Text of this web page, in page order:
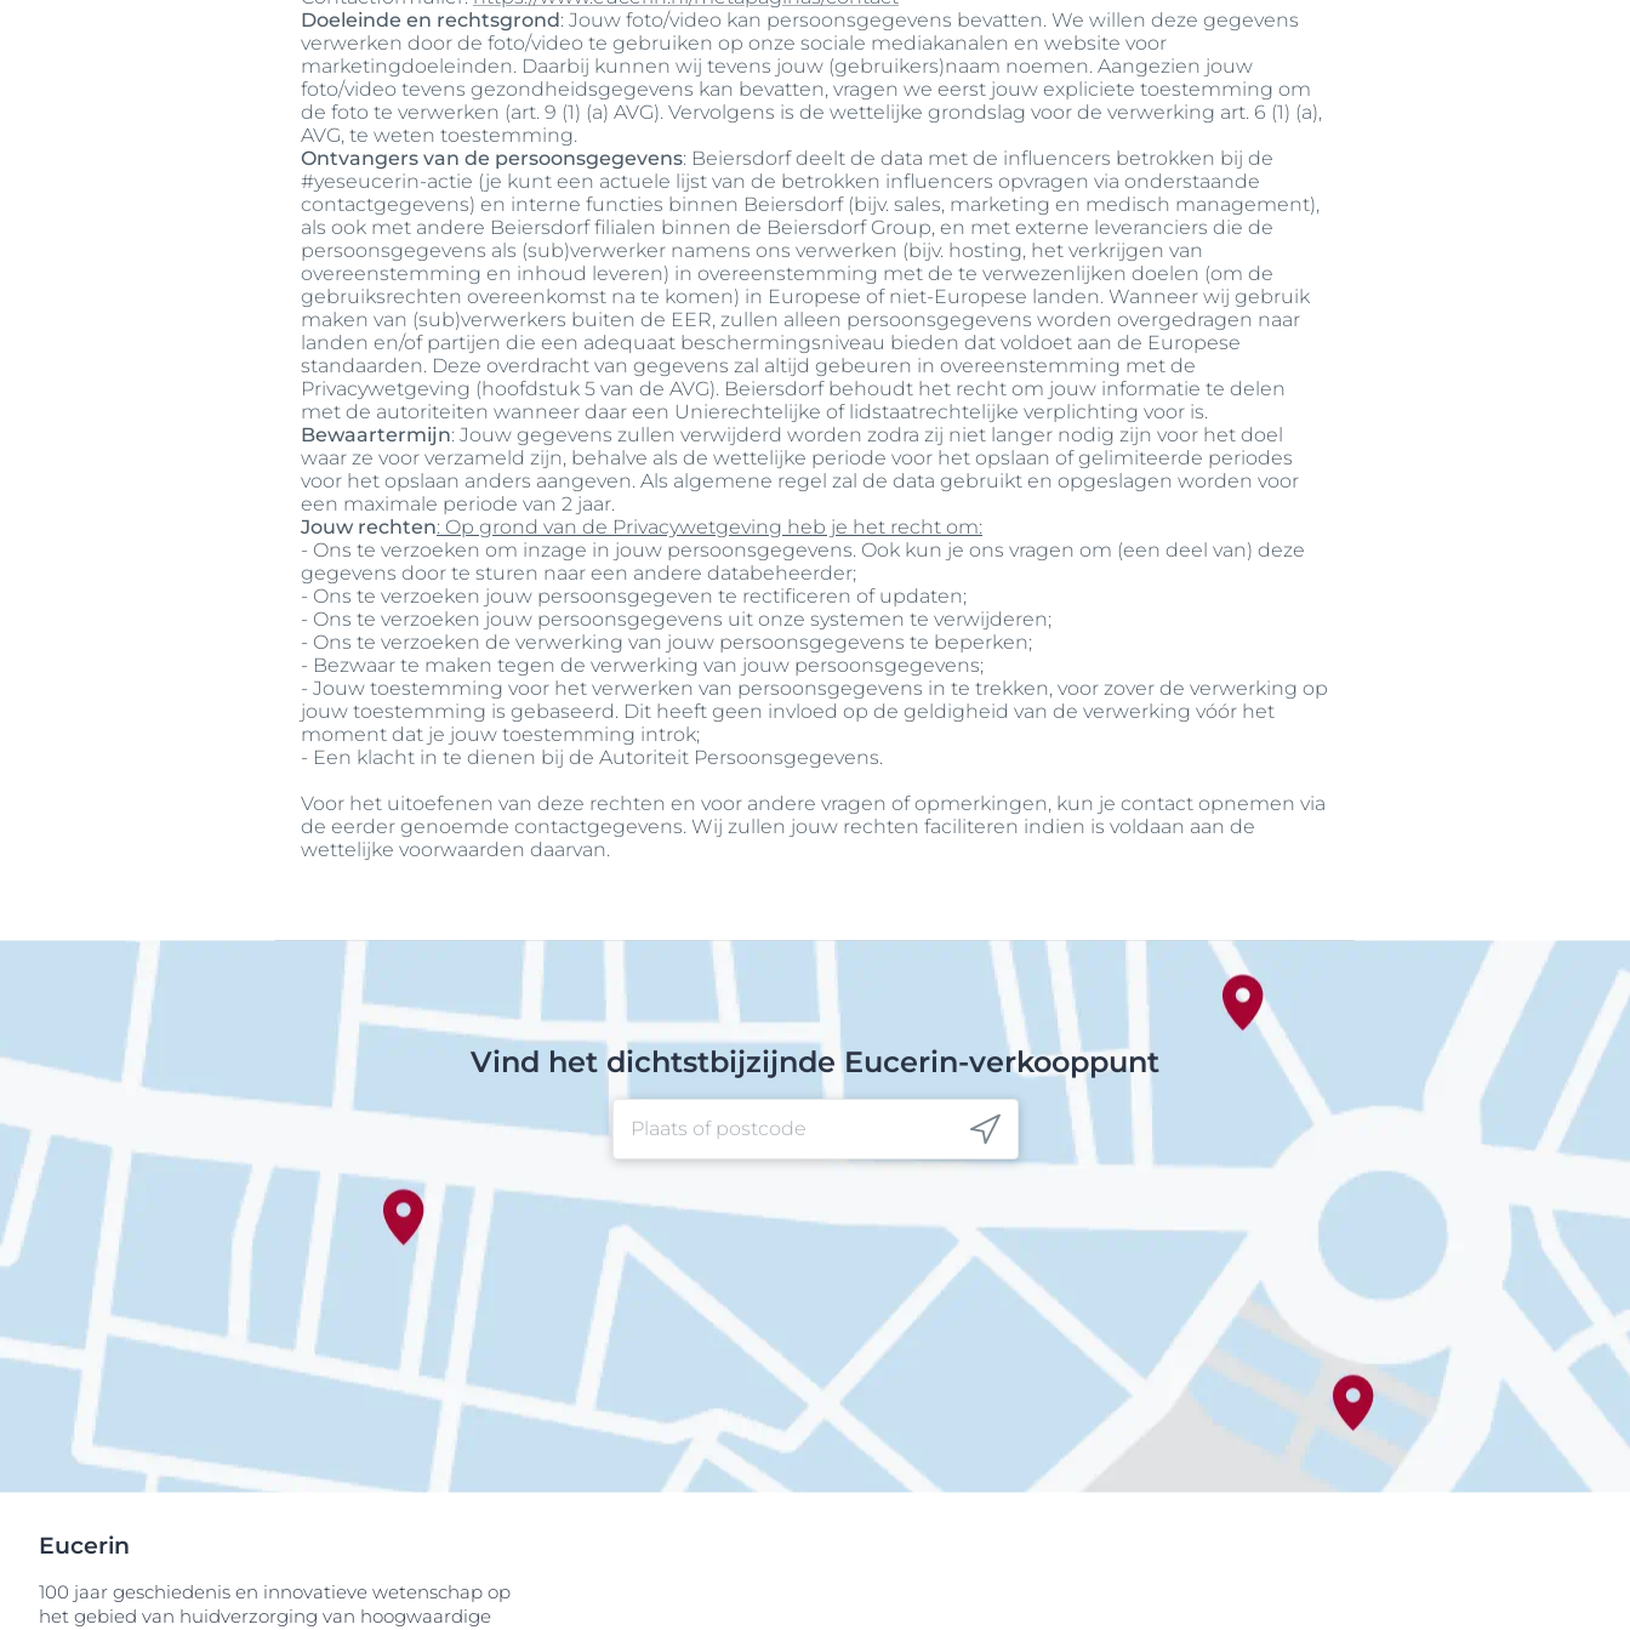
Hyperpigmentatie
Lippen
Onzuivere huid
Zonbescherming
Producten
Hypersensitive Skin
pH5
UreaRepair PLUS
Zonbescherming
Ontdek Anti-Pigment
Lees meer
Doeleinde en rechtsgrond: Jouw foto/video kan persoonsgegevens bevatten. We willen deze gegevens
verwerken door de foto/video te gebruiken op onze sociale mediakanalen en website voor
marketingdoeleinden. Daarbij kunnen wij tevens jouw (gebruikers)naam noemen. Aangezien jouw
foto/video tevens gezondheidsgegevens kan bevatten, vragen we eerst jouw expliciete toestemming om
de foto te verwerken (art. 9 (1) (a) AVG). Vervolgens is de wettelijke grondslag voor de verwerking art. 6 (1) (a),
AVG, te weten toestemming.
Ontvangers van de persoonsgegevens: Beiersdorf deelt de data met de influencers betrokken bij de
#yeseucerin-actie (je kunt een actuele lijst van de betrokken influencers opvragen via onderstaande
contactgegevens) en interne functies binnen Beiersdorf (bijv. sales, marketing en medisch management),
als ook met andere Beiersdorf filialen binnen de Beiersdorf Group, en met externe leveranciers die de
persoonsgegevens als (sub)verwerker namens ons verwerken (bijv. hosting, het verkrijgen van
overeenstemming en inhoud leveren) in overeenstemming met de te verwezenlijken doelen (om de
gebruiksrechten overeenkomst na te komen) in Europese of niet-Europese landen. Wanneer wij gebruik
maken van (sub)verwerkers buiten de EER, zullen alleen persoonsgegevens worden overgedragen naar
landen en/of partijen die een adequaat beschermingsniveau bieden dat voldoet aan de Europese
standaarden. Deze overdracht van gegevens zal altijd gebeuren in overeenstemming met de
Privacywetgeving (hoofdstuk 5 van de AVG). Beiersdorf behoudt het recht om jouw informatie te delen
met de autoriteiten wanneer daar een Unierechtelijke of lidstaatrechtelijke verplichting voor is.
Bewaartermijn: Jouw gegevens zullen verwijderd worden zodra zij niet langer nodig zijn voor het doel
waar ze voor verzameld zijn, behalve als de wettelijke periode voor het opslaan of gelimiteerde periodes
voor het opslaan anders aangeven. Als algemene regel zal de data gebruikt en opgeslagen worden voor
een maximale periode van 2 jaar.
Jouw rechten: Op grond van de Privacywetgeving heb je het recht om:
- Ons te verzoeken om inzage in jouw persoonsgegevens. Ook kun je ons vragen om (een deel van) deze
gegevens door te sturen naar een andere databeheerder;
- Ons te verzoeken jouw persoonsgegeven te rectificeren of updaten;
- Ons te verzoeken jouw persoonsgegevens uit onze systemen te verwijderen;
- Ons te verzoeken de verwerking van jouw persoonsgegevens te beperken;
- Bezwaar te maken tegen de verwerking van jouw persoonsgegevens;
- Jouw toestemming voor het verwerken van persoonsgegevens in te trekken, voor zover de verwerking op
jouw toestemming is gebaseerd. Dit heeft geen invloed op de geldigheid van de verwerking vóór het
moment dat je jouw toestemming introk;
- Een klacht in te dienen bij de Autoriteit Persoonsgegevens.
Voor het uitoefenen van deze rechten en voor andere vragen of opmerkingen, kun je contact opnemen via
de eerder genoemde contactgegevens. Wij zullen jouw rechten faciliteren indien is voldaan aan de
wettelijke voorwaarden daarvan.
Vind het dichtstbijzijnde Eucerin-verkooppunt
Eucerin
100 jaar geschiedenis en innovatieve wetenschap op
het gebied van huidverzorging van hoogwaardige